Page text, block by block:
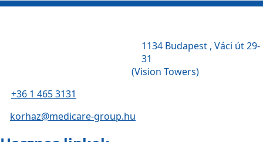
1134 Budapest , Váci út 29-
31
(Vision Towers)
+36 1 465 3131
korhaz@medicare-group.hu